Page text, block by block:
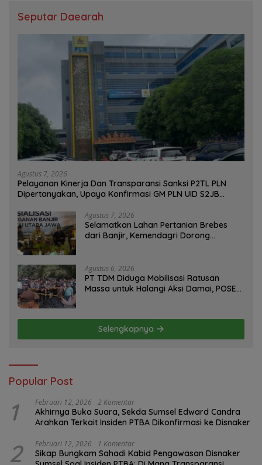
Seputar Daearah
Agustus 7, 2026
Pelayanan Kinerja Dan Transparansi Sanksi P2TL PLN
Dipertanyakan, Upaya Konfirmasi GM PLN UID S2JB
Agustus 7, 2026
Selamatkan Lahan Pertanian Brebes
dari Banjir, Kemendagri Dorong
Agustus 6, 2026
PT TDM Diduga Mobilisasi Ratusan
Massa untuk Halangi Aksi Damai, POSE
Selengkapnya
Popular Post
1 Februari 12, 2026 2 Komentar
Akhirnya Buka Suara, Sekda Sumsel Edward Candra
Arahkan Terkait Insiden PTBA Dikonfirmasi ke Disnaker
2 Februari 12, 2026 1 Komentar
Sikap Bungkam Sahadi Kabid Pengawasan Disnaker